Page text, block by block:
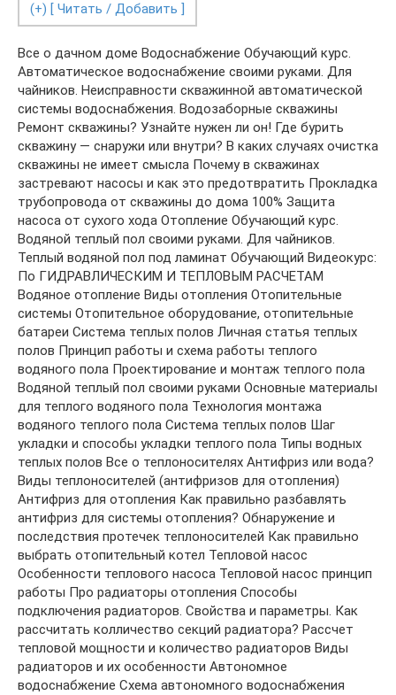
(+) [ Читать / Добавить ]
Все о дачном доме Водоснабжение Обучающий курс.
Автоматическое водоснабжение своими руками. Для
чайников. Неисправности скважинной автоматической
системы водоснабжения. Водозаборные скважины
Ремонт скважины? Узнайте нужен ли он! Где бурить
скважину — снаружи или внутри? В каких случаях очистка
скважины не имеет смысла Почему в скважинах
застревают насосы и как это предотвратить Прокладка
трубопровода от скважины до дома 100% Защита
насоса от сухого хода Отопление Обучающий курс.
Водяной теплый пол своими руками. Для чайников.
Теплый водяной пол под ламинат Обучающий Видеокурс:
По ГИДРАВЛИЧЕСКИМ И ТЕПЛОВЫМ РАСЧЕТАМ
Водяное отопление Виды отопления Отопительные
системы Отопительное оборудование, отопительные
батареи Система теплых полов Личная статья теплых
полов Принцип работы и схема работы теплого
водяного пола Проектирование и монтаж теплого пола
Водяной теплый пол своими руками Основные материалы
для теплого водяного пола Технология монтажа
водяного теплого пола Система теплых полов Шаг
укладки и способы укладки теплого пола Типы водных
теплых полов Все о теплоносителях Антифриз или вода?
Виды теплоносителей (антифризов для отопления)
Антифриз для отопления Как правильно разбавлять
антифриз для системы отопления? Обнаружение и
последствия протечек теплоносителей Как правильно
выбрать отопительный котел Тепловой насос
Особенности теплового насоса Тепловой насос принцип
работы Про радиаторы отопления Способы
подключения радиаторов. Свойства и параметры. Как
рассчитать колличество секций радиатора? Рассчет
тепловой мощности и количество радиаторов Виды
радиаторов и их особенности Автономное
водоснабжение Схема автономного водоснабжения